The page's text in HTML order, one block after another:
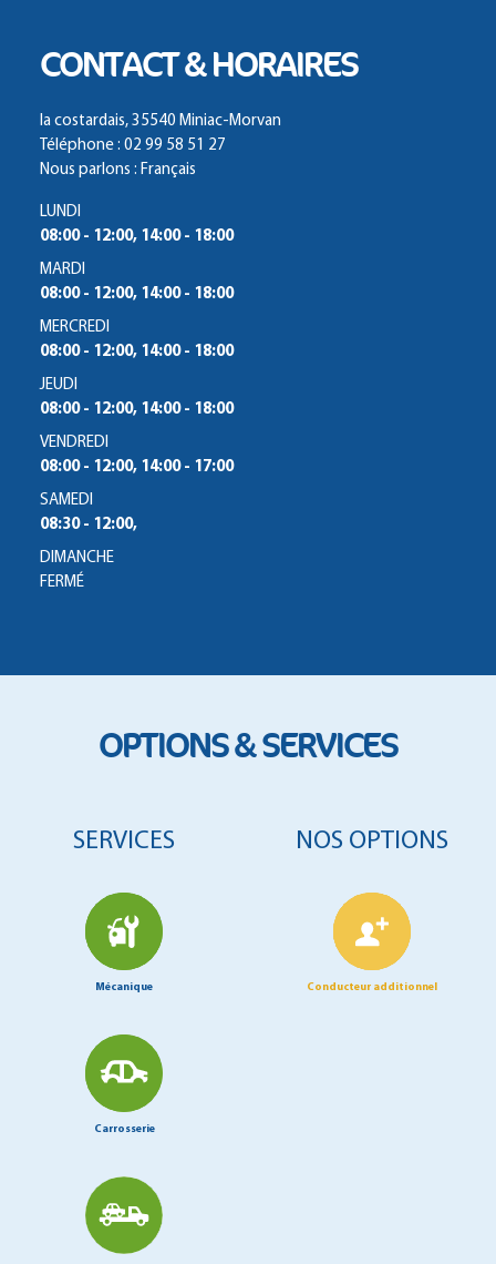
CONTACT & HORAIRES
la costardais, 35540 Miniac-Morvan
Téléphone : 02 99 58 51 27
Nous parlons : Français
LUNDI
08:00 - 12:00, 14:00 - 18:00
MARDI
08:00 - 12:00, 14:00 - 18:00
MERCREDI
08:00 - 12:00, 14:00 - 18:00
JEUDI
08:00 - 12:00, 14:00 - 18:00
VENDREDI
08:00 - 12:00, 14:00 - 17:00
SAMEDI
08:30 - 12:00,
DIMANCHE
FERMÉ
OPTIONS & SERVICES
SERVICES
Mécanique
Carrosserie
NOS OPTIONS
Conducteur additionnel